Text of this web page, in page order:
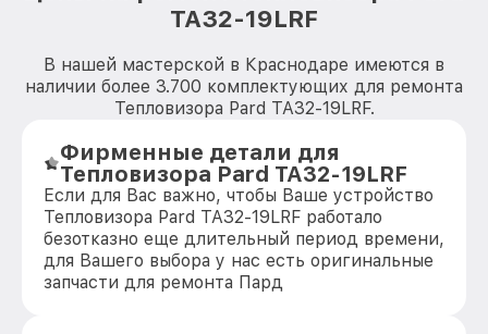
TA32-19LRF
В нашей мастерской в Краснодаре имеются в
наличии более 3.700 комплектующих для ремонта
Тепловизора Pard TA32-19LRF.
Фирменные детали для
Тепловизора Pard TA32-19LRF
Если для Вас важно, чтобы Ваше устройство
Тепловизора Pard TA32-19LRF работало
безотказно еще длительный период времени,
для Вашего выбора у нас есть оригинальные
запчасти для ремонта Пард